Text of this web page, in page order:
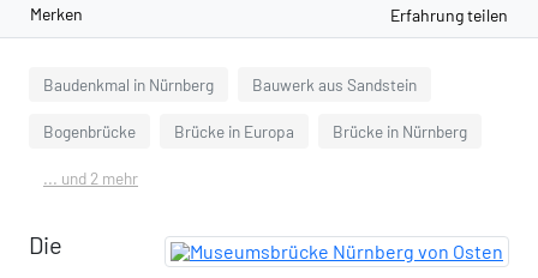
Merken Erfahrung teilen
Baudenkmal in Nürnberg Bauwerk aus Sandstein
Bogenbrücke Brücke in Europa Brücke in Nürnberg
... und 2 mehr
Die